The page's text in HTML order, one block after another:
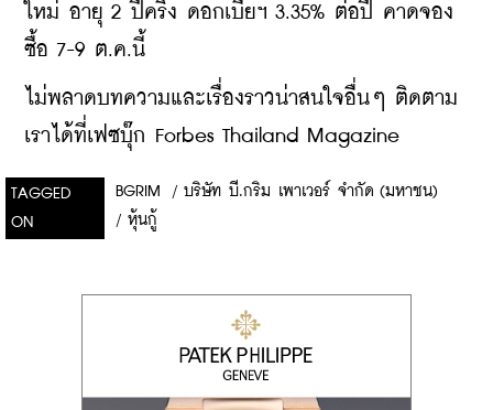
ใหม่ อายุ 2 ปีครึ่ง ดอกเบี้ยฯ 3.35% ต่อปี คาดจอง
ซื้อ 7-9 ต.ค.นี้
ไม่พลาดบทความและเรื่องราวน่าสนใจอื่นๆ ติดตาม
เราได้ที่เฟซบุ๊ก Forbes Thailand Magazine
TAGGED
ON
BGRIM / บริษัท บี.กริม เพาเวอร์ จำกัด (มหาชน)
/ หุ้นกู้